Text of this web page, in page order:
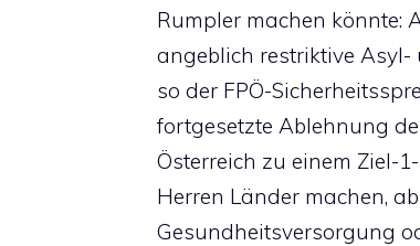
Rumpler machen könnte:
angeblich restriktive Asyl-
so der FPÖ-
fortgesetzte Ablehnung
Österreich zu einem Ziel-
Herren Länder machen,
Gesundheitsversorgung